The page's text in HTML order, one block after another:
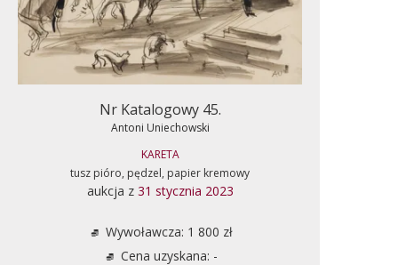
Nr Katalogowy 45.
Antoni Uniechowski
KARETA
tusz pióro, pędzel, papier kremowy
aukcja z 31 stycznia 2023
Wywoławcza: 1 800 zł
Cena uzyskana: -